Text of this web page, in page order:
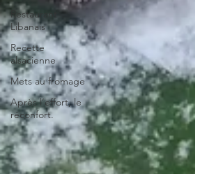
Restaurant
Libanais
Recette
alsacienne
Mets au fromage
Après l’effort, le
réconfort.